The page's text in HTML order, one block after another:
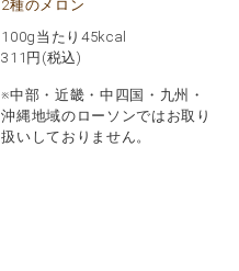
2種のメロン
100g当たり45kcal
311 円(税込)
※中部・近畿・中四国・九州・
沖縄地域のローソンではお取り
扱いしておりません。